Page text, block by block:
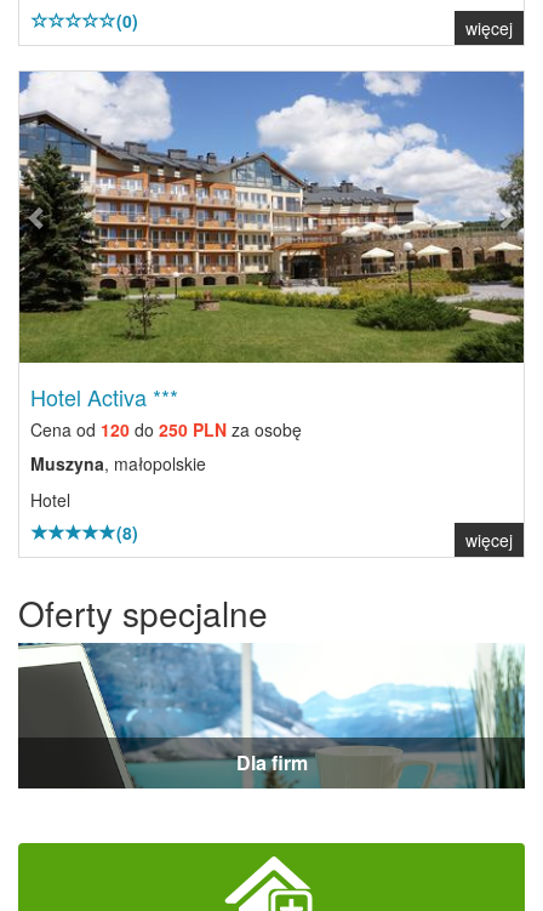
(0)
więcej
Previous Next
Hotel Activa ***
Cena od 120 do 250 PLN za osobę
Muszyna, małopolskie
Hotel
(8)
więcej
Oferty specjalne
Dla firm